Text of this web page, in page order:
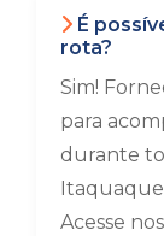
É
rota?
Sim!
para
durante
Acesse